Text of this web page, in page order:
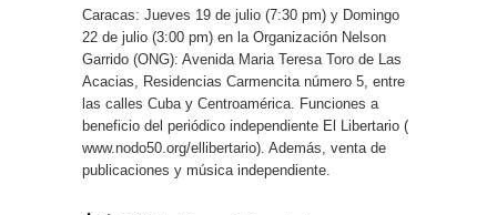
Caracas: Jueves 19 de julio (7:30 pm) y Domingo
22 de julio (3:00 pm) en la Organización Nelson
Garrido (ONG): Avenida Maria Teresa Toro de Las
Acacias, Residencias Carmencita número 5, entre
las calles Cuba y Centroamérica. Funciones a
beneficio del periódico independiente El Libertario (
www.nodo50.org/ellibertario). Además, venta de
publicaciones y música independiente.